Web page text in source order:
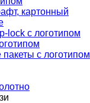
картонный
lock с логотипом
с логотипом